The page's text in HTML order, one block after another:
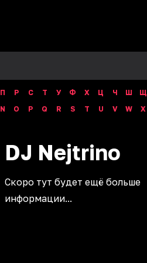
П Р С Т У Ф Х Ц Ч Ш Щ
N O P Q R S T U V W X
DJ Nejtrino
Скоро тут будет ещё больше
информации...